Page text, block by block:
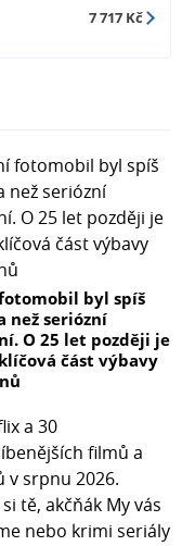
7 717 Kč
byl spíš
než seriózní
O 25 let později je
část výbavy